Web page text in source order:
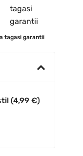
tagasi garantii
(4,99 €)